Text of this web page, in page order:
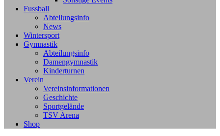
Fussball
Abteilungsinfo
News
Wintersport
Gymnastik
Abteilungsinfo
Damengymnastik
Kinderturnen
Verein
Vereinsinformationen
Geschichte
Sportgelände
TSV Arena
Shop